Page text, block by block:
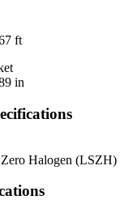
ft
in
Halogen (LSZH)